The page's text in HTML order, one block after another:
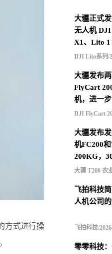
方式进行操
大疆正式
无人机
X1、Lito 1
重组，更低
DJI Lito系列/
大疆发布
FlyCart
机，进一
场
DJI FlyCart
大疆发布
机FC200
200KG，
载，支持
大疆 T200 农
飞拍科技
人机公司
飞拍科技/
零零科技